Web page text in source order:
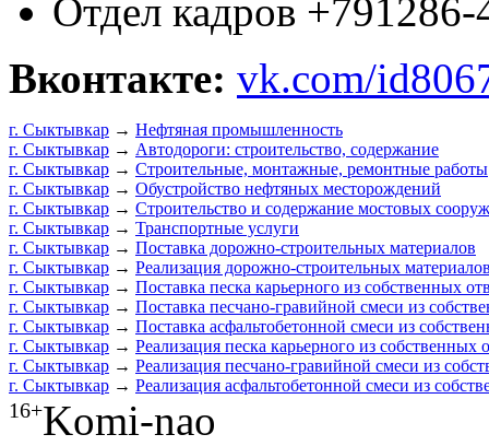
Отдел кадров
Вконтакте: vk.com/
г. Сыктывкар → Нефтяная промышленность
г. Сыктывкар → Автодороги: строительство, содержание
г. Сыктывкар → Строительные, монтажные, ремонтные работы
г. Сыктывкар → Обустройство нефтяных месторождений
г. Сыктывкар → Строительство и содержание мостовых
г. Сыктывкар → Транспортные услуги
г. Сыктывкар → Поставка дорожно-строительных материалов
г. Сыктывкар → Реализация дорожно-строительных
г. Сыктывкар → Поставка песка карьерного из собственных
г. Сыктывкар → Поставка песчано-гравийной смеси из
г. Сыктывкар → Поставка асфальтобетонной смеси из
г. Сыктывкар → Реализация песка карьерного из собственных
г. Сыктывкар → Реализация песчано-гравийной смеси из
г. Сыктывкар → Реализация асфальтобетонной смеси из
16+Komi-nao